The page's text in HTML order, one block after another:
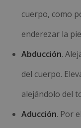
cuerpo, como
enderezar la
Abducción.
del cuerpo.
alejándolo del
Aducción. Por